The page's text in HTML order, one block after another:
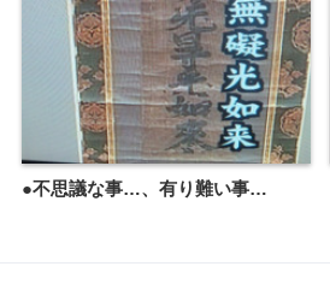
●不思議な事…、有り難い事…